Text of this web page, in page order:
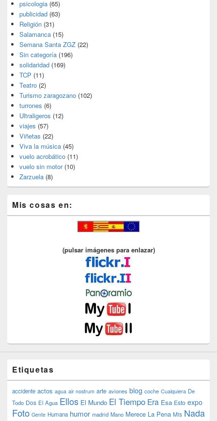
psicologia (65)
publicidad (63)
Religión (31)
Salamanca (15)
Semana Santa ZGZ (22)
Sin categoría (196)
solidaridad (169)
TCP (11)
Teatro (2)
Turismo zaragozano (102)
turrones (6)
Ultraligeros (12)
viajes (57)
Viñetas (22)
Viva la música (45)
vuelo acrobático (11)
vuelo sin motor(10)
Zarzuela (8)
Mis cosas en:
(pulsar imágenes para enlazar)
Etiquetas
accidente actos agua air nostrum arte aviones blog coche Cualquiera De
Todo Dos El Agua Ellos El Mundo El Tiempo Era Esa Esto expo
Foto Gente Humana humor madrid Mano Merece La Pena Mis Nada